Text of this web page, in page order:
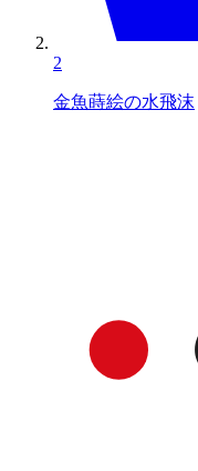
2
金魚蒔絵の水飛沫